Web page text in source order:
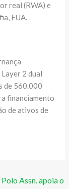
real (RWA) e
EUA.
2 dual
de 560.000
financiamento
de ativos de
Polo Assn. apoia o